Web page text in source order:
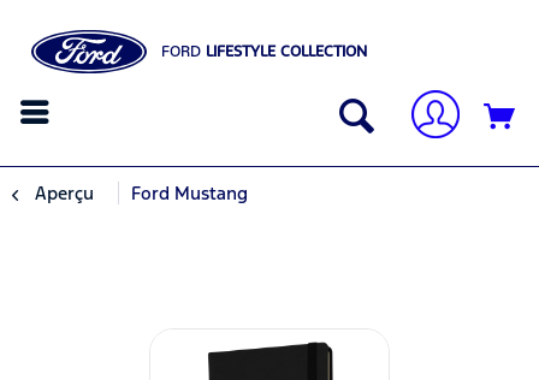
FORD LIFESTYLE COLLECTION
Aperçu Ford Mustang